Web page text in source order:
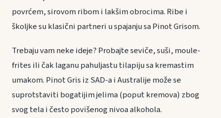
povrćem, sirovom ribom i lakšim obrocima. Ribe i
školjke su klasični partneri u spajanju sa Pinot Grisom.
Trebaju vam neke ideje? Probajte seviče, suši, moule-
frites ili čak laganu pahuljastu tilapiju sa kremastim
umakom. Pinot Gris iz SAD-a i Australije može se
suprotstaviti bogatijim jelima (poput kremova) zbog
svog tela i često povišenog nivoa alkohola.